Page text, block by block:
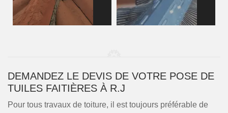
DEMANDEZ LE DEVIS DE VOTRE POSE DE
TUILES FAITIÈRES À R.J
Pour tous travaux de toiture, il est toujours préférable de